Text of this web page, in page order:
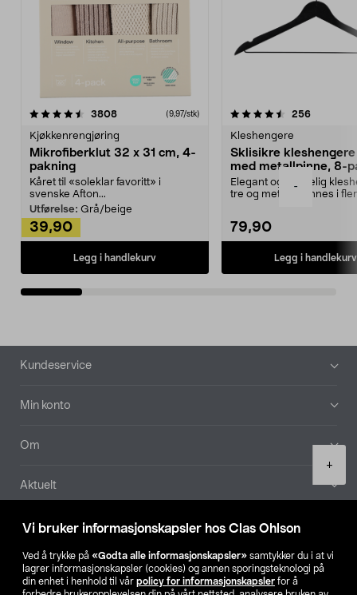
Vi bruker informasjonskapsler hos Clas Ohlson
Ved å trykke på «Godta alle informasjonskapsler» samtykker du i at vi
lagrer informasjonskapsler (cookies) og annen sporingsteknologi på
din enhet i henhold til vår policy for informasjonskapsler for å
-
+
3808anmeldelser(9,97/stk)
Kjøkkenrengjøring
Mikrofiberklut 32 x 31 cm, 4-
pakning
Kåret til «soleklar favoritt» i
svenske Afton...
Utførelse: Grå/beige
39,90
Legg i handlekurv
4.5av 5 stjerner 256
Kleshengere
Sklisikre
med metallpinne, 8-
Elegant og skikkelig
tre og metall – finnes i
79,90
Legg i handlekurv
4.5av 5 stjerner
Bunntekst
Kundeservice
Min konto
Om
Aktuelt
Våre selskaper
Finn din butikk